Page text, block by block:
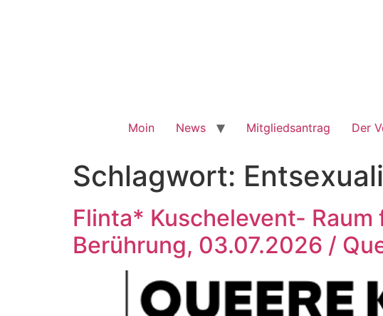
Moin News Mitgliedsantrag Der
Schlagwort:
Flinta* Kuschelevent-
Berührung, 03.07.2026 /